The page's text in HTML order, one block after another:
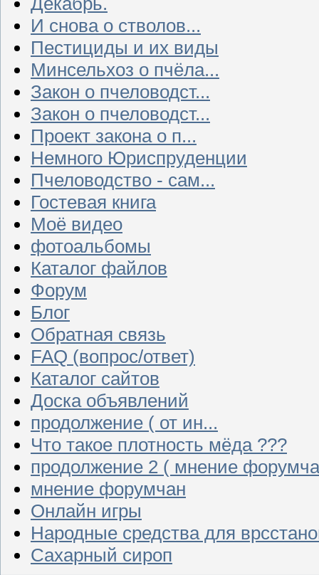
И снова о стволов...
Пестициды и их виды
Минсельхоз о пчёла...
Закон о пчеловодст...
Закон о пчеловодст...
Проект закона о п...
Немного Юриспруденции
Пчеловодство - сам...
Гостевая книга
Моё видео
фотоальбомы
Каталог файлов
Форум
Блог
Обратная связь
FAQ (вопрос/ответ)
Каталог сайтов
Доска объявлений
продолжение ( от ин...
Что такое плотность мёда ???
продолжение 2 ( мнение
мнение форумчан
Онлайн игры
Народные средства для
Сахарный сироп